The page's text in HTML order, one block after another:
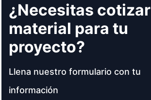
¿Necesitas cotizar
material para tu
proyecto?
Llena nuestro formulario con tu
información